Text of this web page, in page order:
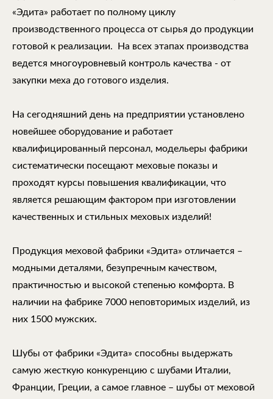
«Эдита» работает по полному циклу
производственного процесса от сырья до продукции
готовой к реализации. На всех этапах производства
ведется многоуровневый контроль качества - от
закупки меха до готового изделия.
На сегодняшний день на предприятии установлено
новейшее оборудование и работает
квалифицированный персонал, модельеры фабрики
систематически посещают меховые показы и
проходят курсы повышения квалификации, что
является решающим фактором при изготовлении
качественных и стильных меховых изделий!
Продукция меховой фабрики «Эдита» отличается –
модными деталями, безупречным качеством,
практичностью и высокой степенью комфорта. В
наличии на фабрике 7000 неповторимых изделий, из
них 1500 мужских.
Шубы от фабрики «Эдита» способны выдержать
самую жесткую конкуренцию с шубами Италии,
Франции, Греции, а самое главное – шубы от меховой